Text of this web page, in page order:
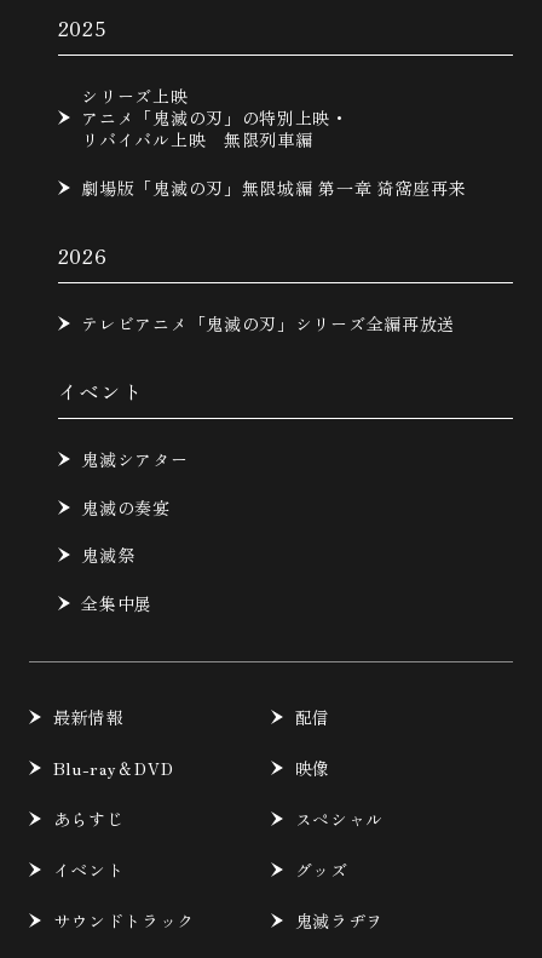
2025
シリーズ上映
アニメ「鬼滅の刃」の特別上映・
リバイバル上映 無限列車編
劇場版「鬼滅の刃」無限城編 第一章 猗窩座再来
2026
テレビアニメ「鬼滅の刃」シリーズ全編再放送
イベント
鬼滅シアター
鬼滅の奏宴
鬼滅祭
全集中展
最新情報 配信
Blu-ray＆DVD 映像
あらすじ スペシャル
イベント グッズ
サウンドトラック 鬼滅ラヂヲ